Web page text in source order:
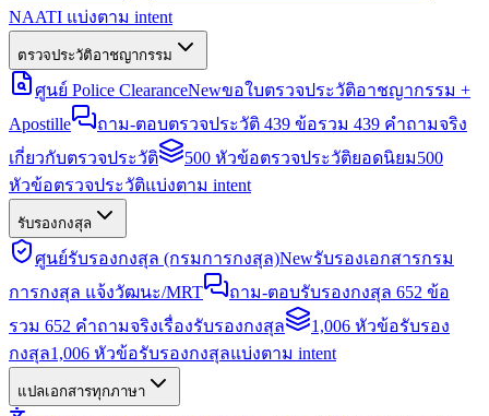
NAATI แบ่งตาม intent
ตรวจประวัติอาชญากรรม
ศูนย์ Police ClearanceNewขอใบตรวจประวัติอาชญากรรม +
Apostille
ถาม-ตอบตรวจประวัติ 439 ข้อรวม 439 คำถามจริง
เกี่ยวกับตรวจประวัติ
500 หัวข้อตรวจประวัติยอดนิยม500
หัวข้อตรวจประวัติแบ่งตาม intent
รับรองกงสุล
ศูนย์รับรองกงสุล (กรมการกงสุล)Newรับรองเอกสารกรม
การกงสุล แจ้งวัฒนะ/MRT
ถาม-ตอบรับรองกงสุล 652 ข้อ
รวม 652 คำถามจริงเรื่องรับรองกงสุล
1,006 หัวข้อรับรอง
กงสุล1,006 หัวข้อรับรองกงสุลแบ่งตาม intent
แปลเอกสารทุกภาษา